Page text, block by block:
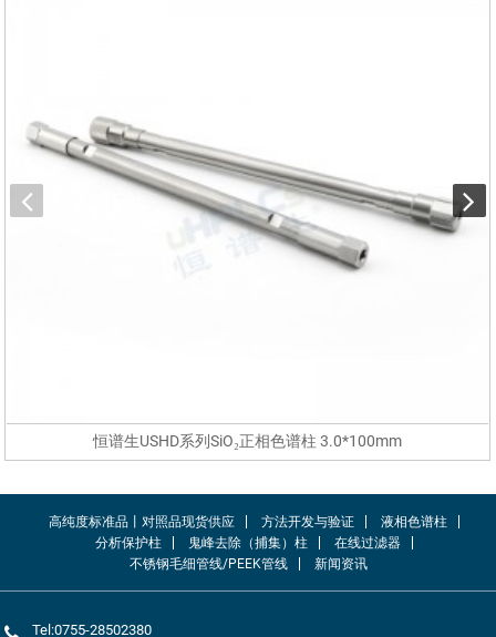
恒谱生USHD系列SiO₂正相色谱柱 3.0*100mm
高纯度标准品丨对照品现货供应 方法开发与验证
液相色谱柱
分析保护柱
鬼峰去除（捕集）柱
在线过滤器
不锈钢毛细管线/PEEK管线
新闻资讯
Tel:0755-28502380